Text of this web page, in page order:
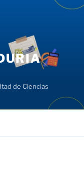
de Ciencias